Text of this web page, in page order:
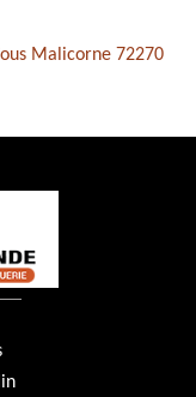
Malicorne 72270